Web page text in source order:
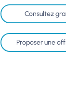
Consultez
Proposer une